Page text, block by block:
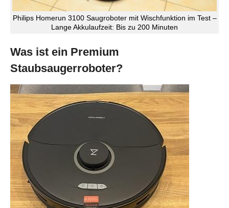
Philips Homerun 3100 Saugroboter mit Wischfunktion im Test –
Lange Akkulaufzeit: Bis zu 200 Minuten
Was ist ein Premium
Staubsaugerroboter?